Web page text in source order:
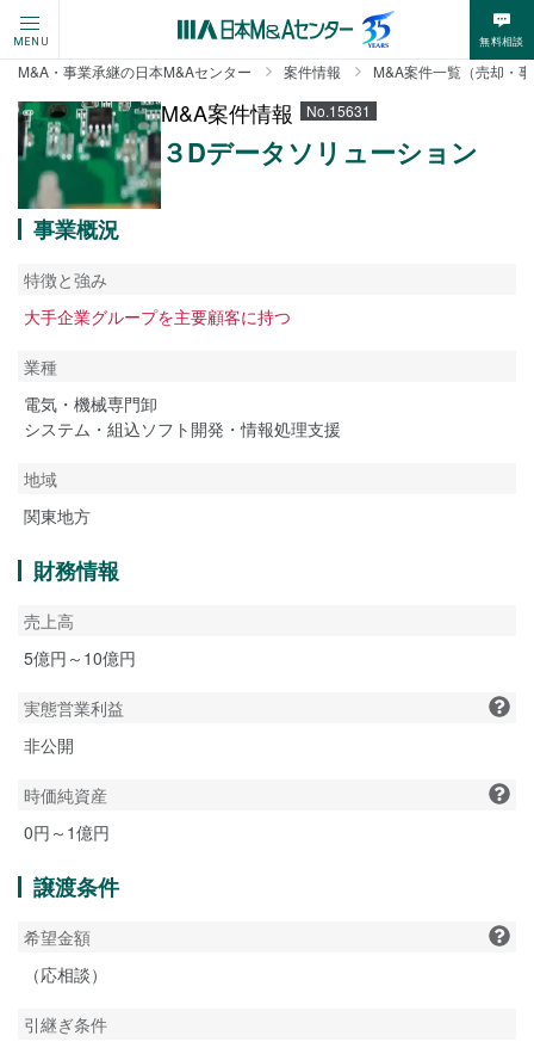
MENU 無料相談
M&A・事業承継の日本M&Aセンター 案件情報 M&A案件一覧（売却・
M&A案件情報 No.15631
３Dデータソリューション
事業概況
特徴と強み
大手企業グループを主要顧客に持つ
業種
電気・機械専門卸
システム・組込ソフト開発・情報処理支援
地域
関東地方
財務情報
売上高
5億円～10億円
実態営業利益
非公開
時価純資産
0円～1億円
譲渡条件
希望金額
（応相談）
引継ぎ条件